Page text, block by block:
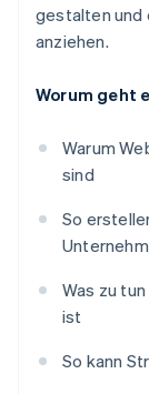
gestalten und
anziehen.
Worum geht
Warum
sind
So
Was zu
ist
So kann